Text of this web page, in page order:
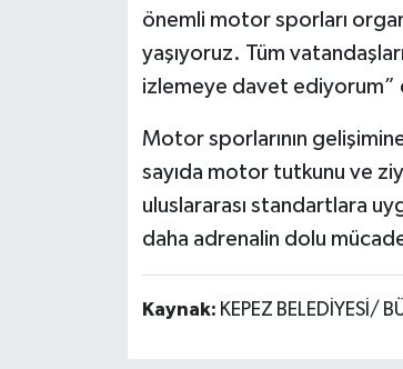
önemli motor sporları
yaşıyoruz. Tüm
izlemeye davet ediyorum”
Motor sporlarının
sayıda motor tutkunu ve
uluslararası standartlara
daha adrenalin dolu
Kaynak: KEPEZ BELEDİYESİ/